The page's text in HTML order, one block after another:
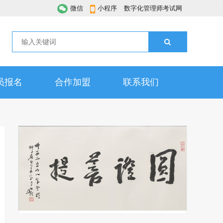
微信 小程序 数字化管理师考试网
报名 合作加盟 联系我们